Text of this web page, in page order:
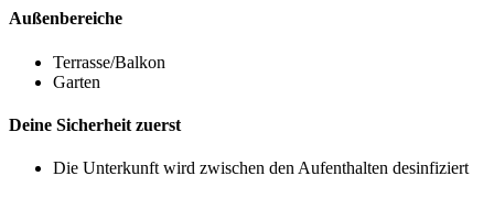
Außenbereiche
Terrasse/Balkon
Garten
Deine Sicherheit zuerst
Die Unterkunft wird zwischen den Aufenthalten desinfiziert